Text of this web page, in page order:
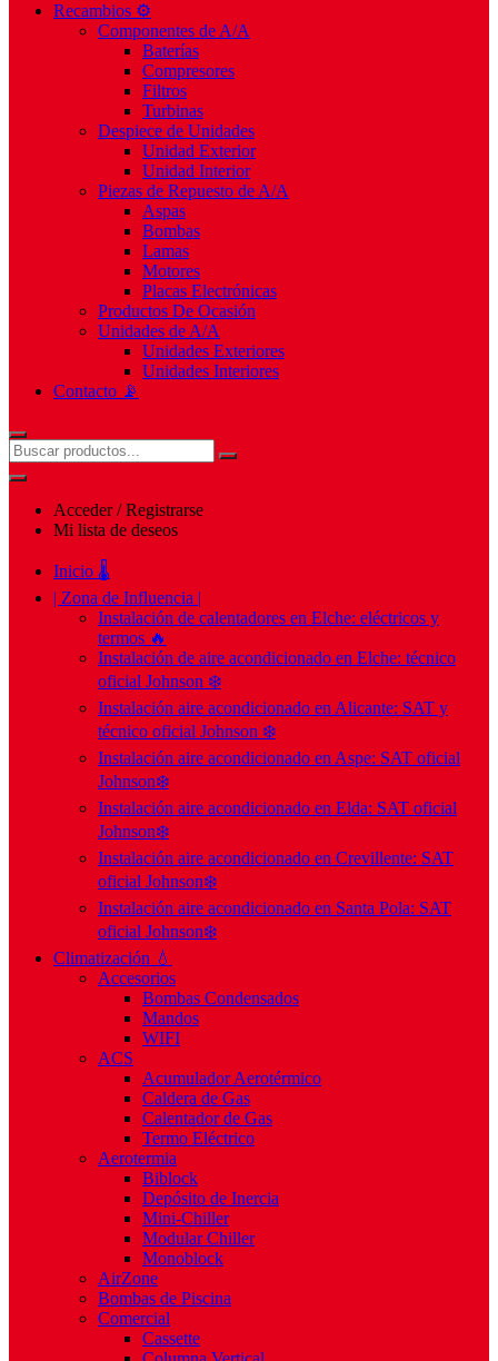
Recambios ⚙️
Componentes de A/A
Baterías
Compresores
Filtros
Turbinas
Despiece de Unidades
Unidad Exterior
Unidad Interior
Piezas de Repuesto de A/A
Aspas
Bombas
Lamas
Motores
Placas Electrónicas
Productos De Ocasión
Unidades de A/A
Unidades Exteriores
Unidades Interiores
Contacto 📡
Acceder / Registrarse
Mi lista de deseos
Inicio 🌡️
| Zona de Influencia |
Instalación de calentadores en Elche: eléctricos y
termos 🔥
Instalación de aire acondicionado en Elche: técnico
oficial Johnson ❄️
Instalación aire acondicionado en Alicante: SAT y
técnico oficial Johnson ❄️
Instalación aire acondicionado en Aspe: SAT oficial
Johnson❄️
Instalación aire acondicionado en Elda: SAT oficial
Johnson❄️
Instalación aire acondicionado en Crevillente: SAT
oficial Johnson❄️
Instalación aire acondicionado en Santa Pola: SAT
oficial Johnson❄️
Climatización 💧
Accesorios
Bombas Condensados
Mandos
WIFI
ACS
Acumulador Aerotérmico
Caldera de Gas
Calentador de Gas
Termo Eléctrico
Aerotermia
Biblock
Depósito de Inercia
Mini-Chiller
Modular Chiller
Monoblock
AirZone
Bombas de Piscina
Comercial
Cassette